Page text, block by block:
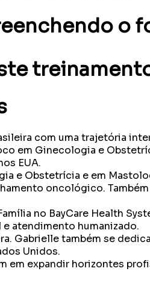
o
com uma trajetória
em Ginecologia e
EUA.
e Obstetrícia e em
oncológico.
no BayCare Health
atendimento humanizado.
Gabrielle também se
Unidos.
em expandir horizontes